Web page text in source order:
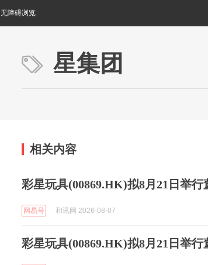
无障碍浏览
星集团
相关内容
彩星玩具(00869.HK)拟8月21日举
网易号 和讯网 2026-08-07
彩星玩具(00869.HK)拟8月21日举